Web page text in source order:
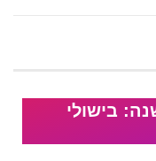
בישולי